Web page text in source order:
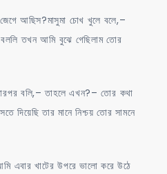
আছিস?মাসুমা চোখ খুলে বলে,–
তখন আমি বুঝে গেছিলাম তোর
বলি,– তাহলে এখন?– তোর কথা
দিয়েছি তার মানে নিশ্চয় তোর সামনে
এবার খাটের উপরে ভালো করে উঠে